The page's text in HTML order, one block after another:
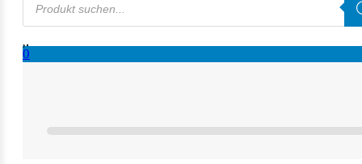
Products
search
0